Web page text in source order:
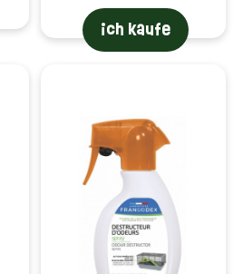
Bei der Pflege des Käfigs
Verwendung eines
von
Unsere Produkte
und Kotgerüche
Zuhause frisch und frei von
hinterlassen.
wird empfohlen,
vollständig zu
ich kaufe